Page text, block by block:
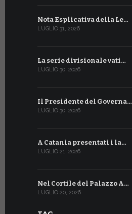
Nota Esplicativa della Le…
LUGLIO 31, 2026
La serie divisionale vati…
LUGLIO 30, 2026
Il Presidente del Governa…
LUGLIO 30, 2026
A Catania presentati i la…
LUGLIO 21, 2026
Nel Cortile del Palazzo A…
LUGLIO 20, 2026